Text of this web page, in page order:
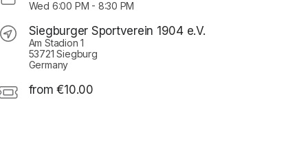
Wed 6:00 PM - 8:30 PM
Siegburger Sportverein 1904 e.V.
Am Stadion 1
53721 Siegburg
Germany
from €10.00